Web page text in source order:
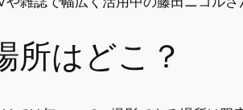
所はどこ？